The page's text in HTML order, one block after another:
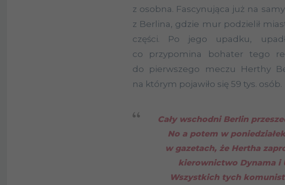
z osobna. Fascynująca już na
z Berlina, gdzie mur podzielił
części. Po jego upadku,
co przypomina bohater tego
do pierwszego meczu Herthy
na którym pojawiło się 59 tys. osób.
Cały wschodni Berlin
No a potem w
w gazetach, że Hertha
kierownictwo Dynama i
Wszystkich tych